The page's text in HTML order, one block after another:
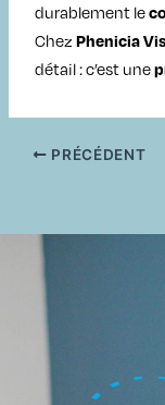
durablement le
ChezPhenicia
détail : c’est une
PRÉCÉDENT